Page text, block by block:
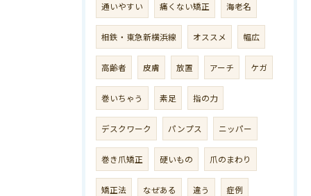
通いやすい 痛くない矯正 海老名
相鉄・東急新横浜線 オススメ 幅広
高齢者 皮膚 放置 アーチ ケガ
巻いちゃう 素足 指の力
デスクワーク パンプス ニッパー
巻き爪矯正 硬いもの 爪のまわり
矯正法 なぜある 違う 症例